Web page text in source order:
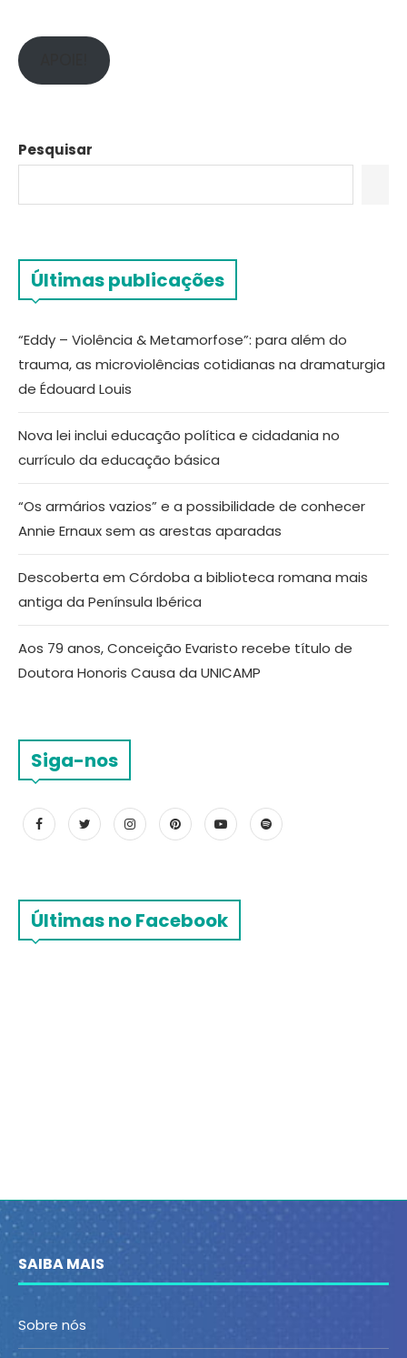
Pesquisar
Últimas publicações
“Eddy – Violência & Metamorfose”: para além do
trauma, as microviolências cotidianas na dramaturgia
de Édouard Louis
Nova lei inclui educação política e cidadania no
currículo da educação básica
“Os armários vazios” e a possibilidade de conhecer
Annie Ernaux sem as arestas aparadas
Descoberta em Córdoba a biblioteca romana mais
antiga da Península Ibérica
Aos 79 anos, Conceição Evaristo recebe título de
Doutora Honoris Causa da UNICAMP
Siga-nos
Últimas no Facebook
SAIBA MAIS
Sobre nós